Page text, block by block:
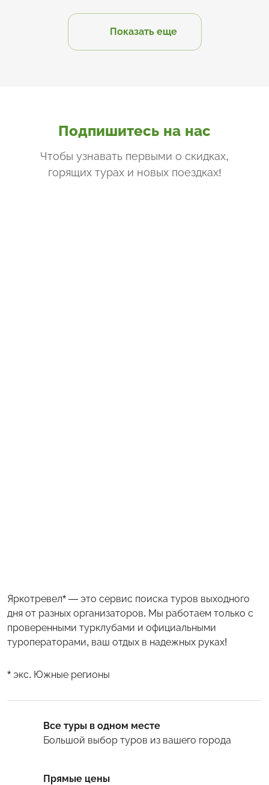
Показать еще
Подпишитесь на нас
Чтобы узнавать первыми о скидках,
горящих турах и новых поездках!
Яркотревел* — это сервис поиска туров выходного
дня от разных организаторов. Мы работаем только с
проверенными турклубами и официальными
туроператорами, ваш отдых в надежных руках!
* экс. Южные регионы
Все туры в одном месте
Большой выбор туров из вашего города
Прямые цены